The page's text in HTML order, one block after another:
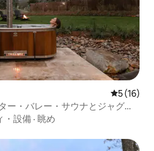
レビュー
5 (16)
ー・バレー・サウナとジャグジ
・設備 · 眺め